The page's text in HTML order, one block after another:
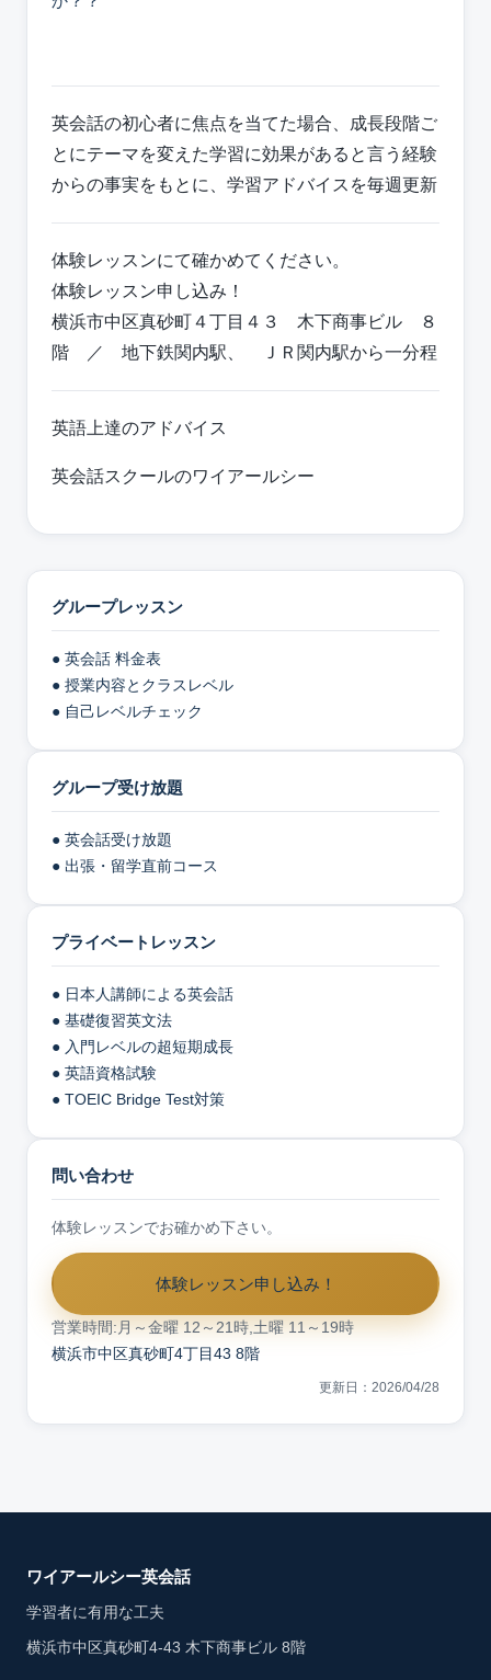
英会話の初心者に焦点を当てた場合、成長段階ご
とにテーマを変えた学習に効果があると言う経験
からの事実をもとに、学習アドバイスを毎週更新
体験レッスンにて確かめてください。
体験レッスン申し込み！
横浜市中区真砂町４丁目４３ 木下商事ビル ８
階 ／ 地下鉄関内駅、 ＪＲ関内駅から一分程
英語上達のアドバイス
英会話スクールのワイアールシー
グループレッスン
● 英会話 料金表
● 授業内容とクラスレベル
● 自己レベルチェック
グループ受け放題
● 英会話受け放題
● 出張・留学直前コース
プライベートレッスン
● 日本人講師による英会話
● 基礎復習英文法
● 入門レベルの超短期成長
● 英語資格試験
● TOEIC Bridge Test対策
問い合わせ
体験レッスンでお確かめ下さい。
体験レッスン申し込み！
営業時間:月～金曜 12～21時,土曜 11～19時
横浜市中区真砂町4丁目43 8階
更新日：2026/04/28
ワイアールシー英会話
学習者に有用な工夫
横浜市中区真砂町4-43 木下商事ビル 8階